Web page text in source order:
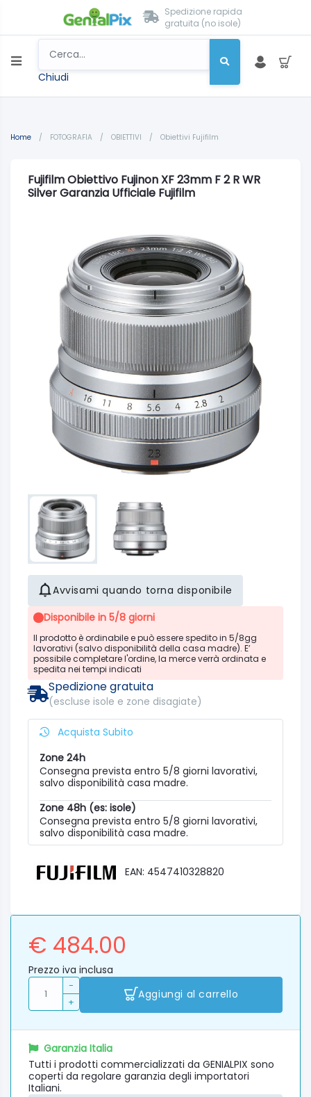
Spedizione rapida
gratuita (no isole)
Chiudi
Home / FOTOGRAFIA / OBIETTIVI / Obiettivi Fujifilm
Fujifilm Obiettivo Fujinon XF 23mm F 2 R WR
Silver Garanzia Ufficiale Fujifilm
Avvisami quando torna disponibile
Disponibile in 5/8 giorni
Il prodotto è ordinabile e può essere spedito in 5/8gg
lavorativi (salvo disponibilità della casa madre). E’
possibile completare l'ordine, la merce verrà ordinata e
spedita nei tempi indicati
Spedizione gratuita
(escluse isole e zone disagiate)
Acquista Subito
Zone 24h
Consegna prevista entro 5/8 giorni lavorativi,
salvo disponibilità casa madre.
Zone 48h (es: isole)
Consegna prevista entro 5/8 giorni lavorativi,
salvo disponibilità casa madre.
EAN: 4547410328820
€ 484.00
Prezzo iva inclusa
-
+
Aggiungi al carrello
Garanzia Italia
Tutti i prodotti commercializzati da GENIALPIX sono
coperti da regolare garanzia degli importatori
Italiani.